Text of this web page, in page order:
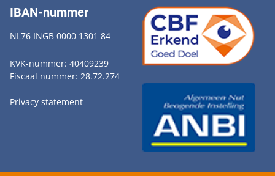
IBAN-nummer
NL76 INGB 0000 1301 84
KVK-nummer: 40409239
Fiscaal nummer: 28.72.274
Privacy statement